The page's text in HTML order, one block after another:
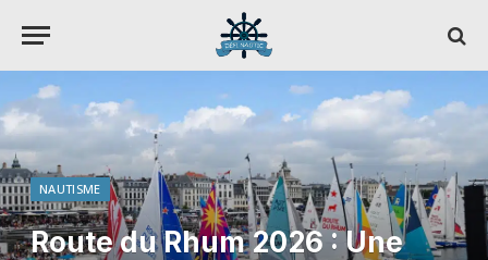
NAUTISME
Route du Rhum 2026 : Une